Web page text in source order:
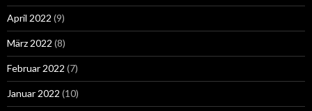
April 2022 (9)
März 2022 (8)
Februar 2022 (7)
Januar 2022 (10)